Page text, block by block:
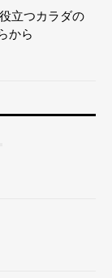
立つカラダの
から